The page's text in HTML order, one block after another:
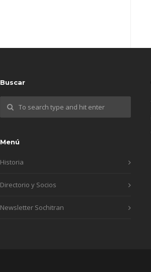
Buscar
Menú
Historia
Directorio y Socios
Newsletter Sochitran